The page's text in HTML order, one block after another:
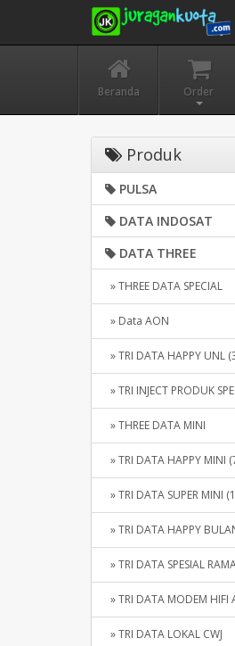
Beranda Order
Produk
PULSA
DATA INDOSAT
DATA THREE
» THREE DATA SPECIAL
» Data AON
» TRI DATA HAPPY UNL
» TRI INJECT PRODUK
» THREE DATA MINI
» TRI DATA HAPPY MINI
» TRI DATA SUPER MINI
» TRI DATA HAPPY
» TRI DATA SPESIAL
» TRI DATA MODEM HIFI
» TRI DATA LOKAL CWJ